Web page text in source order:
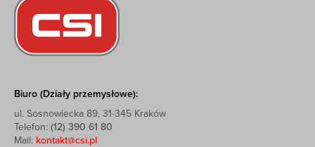
Biuro (Działy przemysłowe):
ul. Sosnowiecka 89, 31-345 Kraków
Telefon: (12) 390 61 80
Mail: kontakt@csi.pl